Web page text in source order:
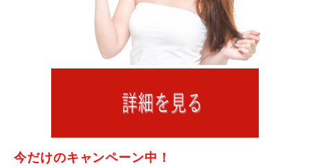
今だけのキャンペーン中！